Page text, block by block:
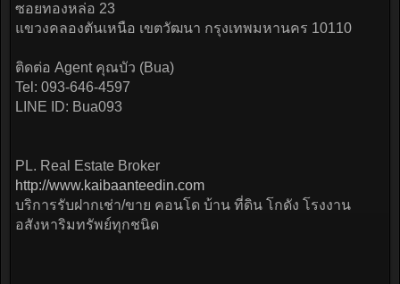
ซอยทองหล่อ 23
แขวงคลองตันเหนือ เขตวัฒนา กรุงเทพมหานคร 10110
ติดต่อ Agent คุณบัว (Bua)
Tel: 093-646-4597
LINE ID: Bua093
PL. Real Estate Broker
http://www.kaibaanteedin.com
บริการรับฝากเช่า/ขาย คอนโด บ้าน ที่ดิน โกดัง โรงงาน
อสังหาริมทรัพย์ทุกชนิด